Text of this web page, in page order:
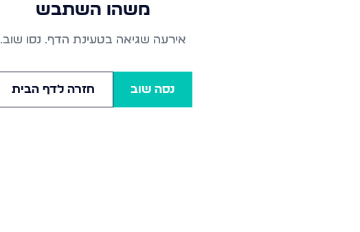
משהו השתבש
אירעה שגיאה בטעינת הדף. נסו שוב.
נסה שוב חזרה לדף הבית